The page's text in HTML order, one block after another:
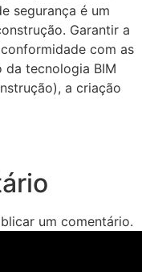
segurança é um
Garantir a
com as
da tecnologia BIM
a criação
um comentário.